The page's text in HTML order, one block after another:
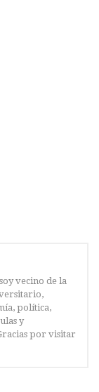
vecino de la
política,
y
por visitar